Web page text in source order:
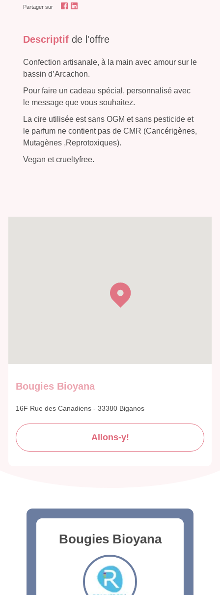
Partager sur
Descriptif de l'offre
Confection artisanale, à la main avec amour sur le
bassin d’Arcachon.
Pour faire un cadeau spécial, personnalisé avec
le message que vous souhaitez.
La cire utilisée est sans OGM et sans pesticide et
le parfum ne contient pas de CMR (Cancérigènes,
Mutagènes ,Reprotoxiques).
Vegan et crueltyfree.
Bougies Bioyana
16F Rue des Canadiens - 33380 Biganos
Allons-y!
Bougies Bioyana